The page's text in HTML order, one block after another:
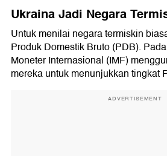
Ukraina Jadi Negara
Untuk menilai negara termiskin
Produk Domestik Bruto (PDB).
Moneter Internasional (IMF)
mereka untuk menunjukkan tingkat
ADVERTISEMENT